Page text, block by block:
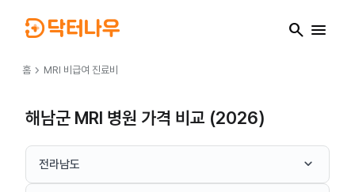
search menu
홈 chevron_right MRI 비급여 진료비
해남군 MRI 병원 가격 비교 (2026)
전라남도 keyboard_arrow_down